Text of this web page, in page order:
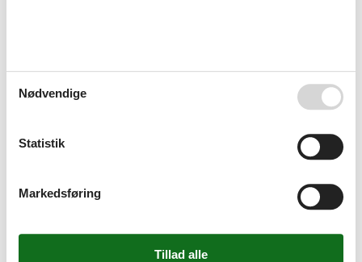
Komfur
Køleskab
Vaskemaskine
Dansk tv
Tysk TV
Nødvendige
Statistik
Markedsføring